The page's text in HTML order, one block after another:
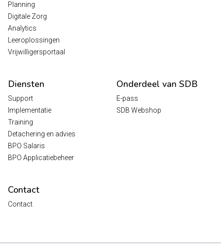
Planning
Digitale Zorg
Analytics
Leeroplossingen
Vrijwilligersportaal
Diensten
Support
Implementatie
Training
Detachering en advies
BPO Salaris
BPO Applicatiebeheer
Onderdeel van SDB
E-pass
SDB Webshop
Contact
Contact